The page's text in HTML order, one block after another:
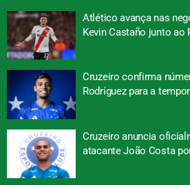
Atlético avança nas
Kevin Castaño junto ao
Cruzeiro confirma
Rodríguez para a
Cruzeiro anuncia
atacante João Costa